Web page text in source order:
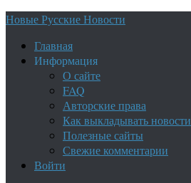
Новые Русские Новости
Главная
Информация
О сайте
FAQ
Авторские права
Как выкладывать новости
Полезные сайты
Свежие комментарии
Войти